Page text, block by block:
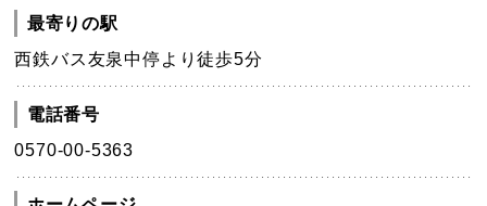
最寄りの駅
西鉄バス友泉中停より徒歩5分
電話番号
0570-00-5363